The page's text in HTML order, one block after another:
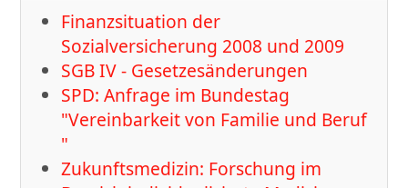
Finanzsituation der
Sozialversicherung 2008 und 2009
SGB IV - Gesetzesänderungen
SPD: Anfrage im Bundestag
"Vereinbarkeit von Familie und Beruf
"
Zukunftsmedizin: Forschung im